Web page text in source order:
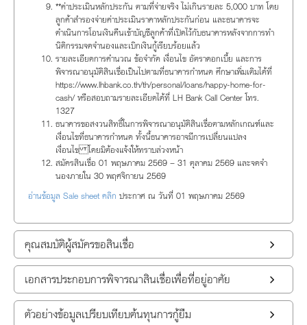
**ค่าประเมินหลักประกัน ตามที่จ่ายจริง ไม่เกินรายละ 5,000 บาท โดย
ลูกค้าสำรองจ่ายค่าประเมินราคาหลักประกันก่อน และธนาคารจะ
ดำเนินการโอนเงินคืนเข้าบัญชีลูกค้าที่เปิดไว้กับธนาคารหลังจากการทำ
นิติกรรมจดจำนองและเบิกเงินกู้เรียบร้อยแล้ว
รายละเอียดการคำนวณ ข้อจำกัด เงื่อนไข อัตราดอกเบี้ย และการ
พิจารณาอนุมัติสินเชื่อเป็นไปตามที่ธนาคารกำหนด ศึกษาเพิ่มเติมได้ที่
https://www.lhbank.co.th/th/personal/loans/happy-home-for-
cash/ หรือสอบถามรายละเอียดได้ที่ LH Bank Call Center โทร.
1327
ธนาคารขอสงวนสิทธิ์ในการพิจารณาอนุมัติสินเชื่อตามหลักเกณฑ์และ
เงื่อนไขที่ธนาคารกำหนด ทั้งนี้ธนาคารอาจมีการเปลี่ยนแปลง
เงื่อนไข โดยมิต้องแจ้งให้ทราบล่วงหน้า
สมัครสินเชื่อ 01 พฤษภาคม 2569 – 31 ตุลาคม 2569 และจดจำ
นองภายใน 30 พฤศจิกายน 2569
อ่านข้อมูล Sale sheet คลิก ประกาศ ณ วันที่ 01 พฤษภาคม 2569
คุณสมบัติผู้สมัครขอสินเชื่อ
เอกสารประกอบการพิจารณาสินเชื่อเพื่อที่อยู่อาศัย
ตัวอย่างข้อมูลเปรียบเทียบต้นทุนการกู้ยืม